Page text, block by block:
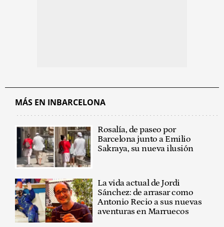
MÁS EN INBARCELONA
Rosalía, de paseo por
Barcelona junto a Emilio
Sakraya, su nueva ilusión
La vida actual de Jordi
Sánchez: de arrasar como
Antonio Recio a sus nuevas
aventuras en Marruecos